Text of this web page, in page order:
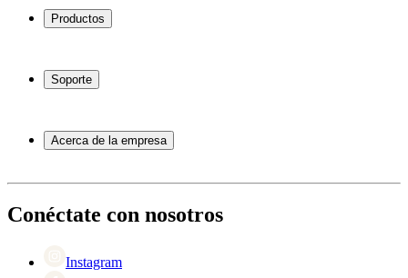
Productos
Botelleros
Muebles para vino
Soporte
Servicio
Pago
Devolución
Acerca de la empresa
Black Friday
Singles Day
Conéctate con nosotros
Instagram